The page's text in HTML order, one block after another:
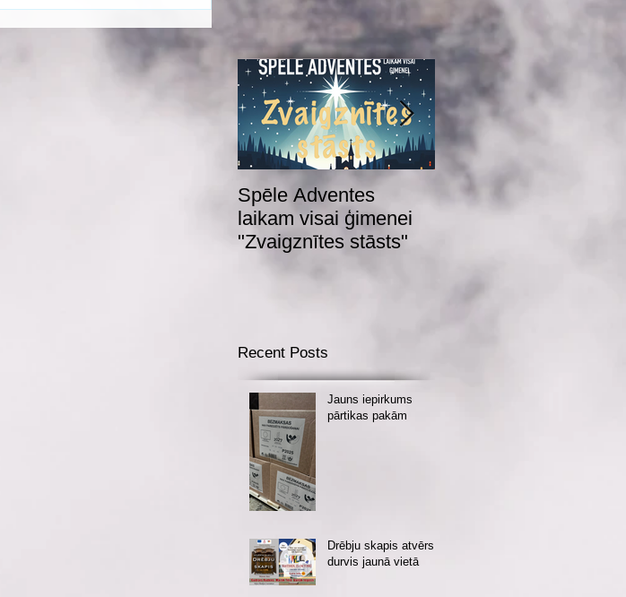
Spēle Adventes
laikam visai ģimenei
"Zvaigznītes stāsts"
Adventes spēle 2022
Recent Posts
Jauns iepirkums
pārtikas pakām
Drēbju skapis atvērs
durvis jaunā vietā